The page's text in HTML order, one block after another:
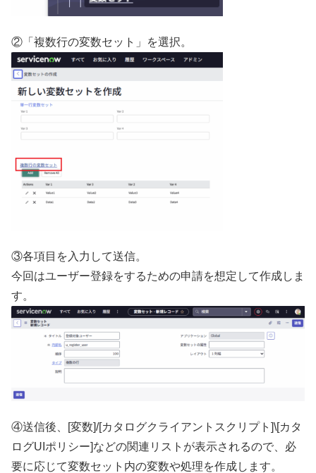
②「複数行の変数セット」を選択。
③各項目を入力して送信。
今回はユーザー登録をするための申請を想定して作成しま
す。
④送信後、[変数]/[カタログクライアントスクリプト]\[カタ
ログUIポリシー]などの関連リストが表示されるので、必
要に応じて変数セット内の変数や処理を作成します。